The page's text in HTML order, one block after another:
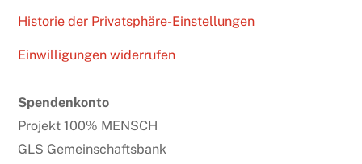
Historie der Privatsphäre-Einstellungen
Einwilligungen widerrufen
Spendenkonto
Projekt 100% MENSCH
GLS Gemeinschaftsbank